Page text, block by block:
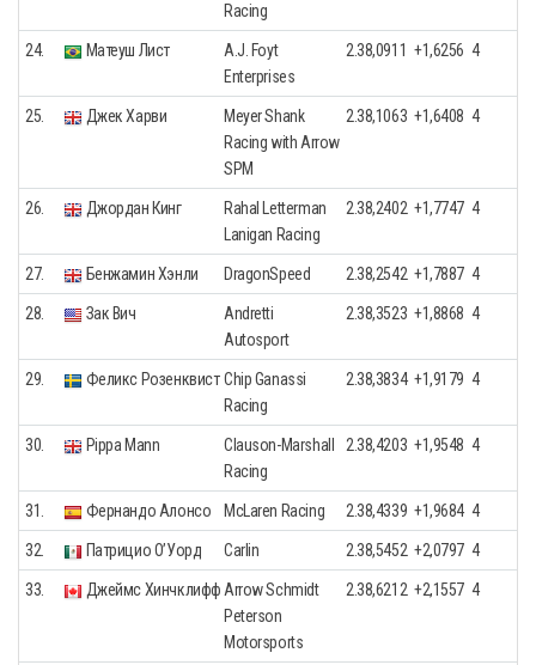
Racing
24. Матеуш Лист
A.J. Foyt
Enterprises
2.38,0911 +1,6256 4
25. Джек Харви
Meyer Shank
Racing with Arrow
SPM
2.38,1063 +1,6408 4
26. Джордан Кинг
Rahal Letterman
Lanigan Racing
2.38,2402 +1,7747 4
27. Бенжамин Хэнли DragonSpeed 2.38,2542 +1,7887 4
28. Зак Вич
Andretti
Autosport
2.38,3523 +1,8868 4
29. Феликс Розенквист Chip Ganassi
Racing
2.38,3834 +1,9179 4
30. Pippa Mann
Clauson-Marshall
Racing
2.38,4203 +1,9548 4
31. Фернандо Алонсо McLaren Racing 2.38,4339 +1,9684 4
32. Патрицио О’Уорд Carlin 2.38,5452 +2,0797 4
33. Джеймс ХинчклиффArrow Schmidt
Peterson
Motorsports
2.38,6212 +2,1557 4